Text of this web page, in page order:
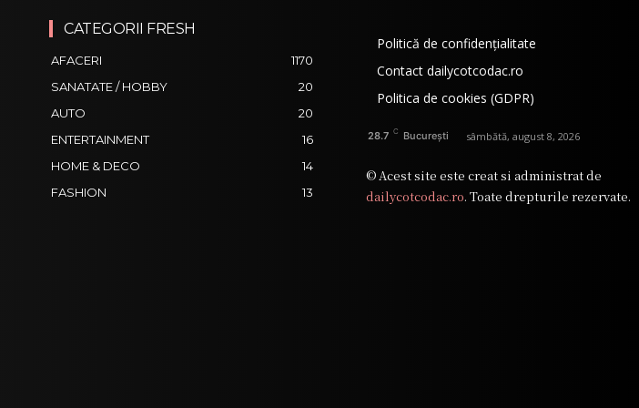
CATEGORII FRESH
AFACERI
1170
SANATATE / HOBBY
20
AUTO
20
ENTERTAINMENT
16
HOME & DECO
14
FASHION
13
Politică de confidențialitate
Contact dailycotcodac.ro
Politica de cookies (GDPR)
28.7 C București sâmbătă, august 8, 2026
© Acest site este creat si administrat de
dailycotcodac.ro. Toate drepturile rezervate.